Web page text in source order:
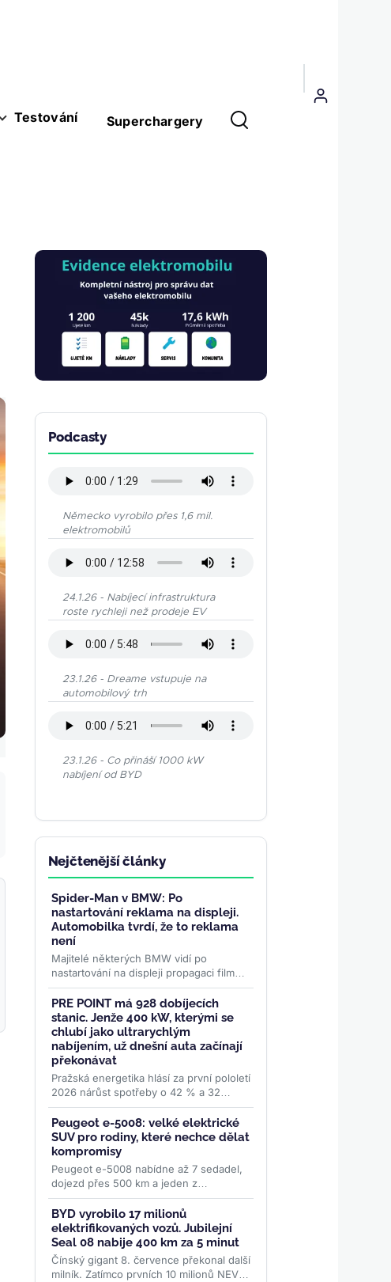
Testování Superchargery
Menu
uživatelského
Obrázek
Podcasty
Německo vyrobilo přes 1,6 mil.
elektromobilů
24.1.26 - Nabíjecí infrastruktura
roste rychleji než prodeje EV
23.1.26 - Dreame vstupuje na
automobilový trh
23.1.26 - Co přináší 1000 kW
nabíjení od BYD
Nejčtenější články
Spider-Man v BMW: Po
nastartování reklama na displeji.
Automobilka tvrdí, že to reklama
není
Majitelé některých BMW vidí po
nastartování na displeji propagaci filmu
Spider-Man. Automobilka to za reklamu
nepovažuje, řidiči ale mluví...>>
PRE POINT má 928 dobíjecích
stanic. Jenže 400 kW, kterými se
chlubí jako ultrarychlým
nabíjením, už dnešní auta začínají
překonávat
Pražská energetika hlásí za první pololetí
2026 nárůst spotřeby o 42 % a 32
nových stanic. Síť PRE POINT má už 928
stanic a 1 468...>>
Peugeot e-5008: velké elektrické
SUV pro rodiny, které nechce dělat
kompromisy
Peugeot e-5008 nabídne až 7 sedadel,
dojezd přes 500 km a jeden z
nejkrásnějších interiérů v segmentu. V
Česku ho pořídíte od 1,2...>>
BYD vyrobilo 17 milionů
elektrifikovaných vozů. Jubilejní
Seal 08 nabije 400 km za 5 minut
Čínský gigant 8. července překonal další
milník. Zatímco prvních 10 milionů NEV